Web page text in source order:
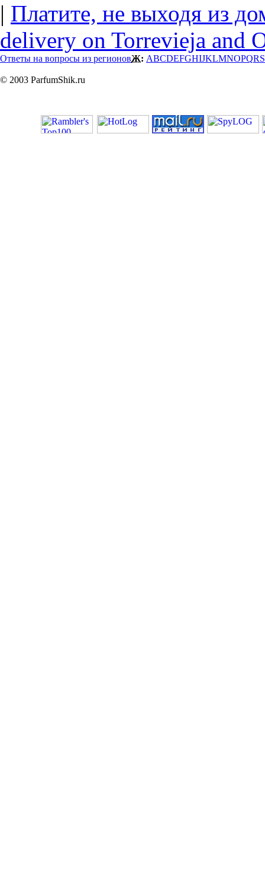
| Платите, не выходя из
delivery on Torrevieja and
Ответы на вопросы из регионовЖ: ABCDEFGHIJKLMNOPQRS
© 2003 ParfumShik.ru